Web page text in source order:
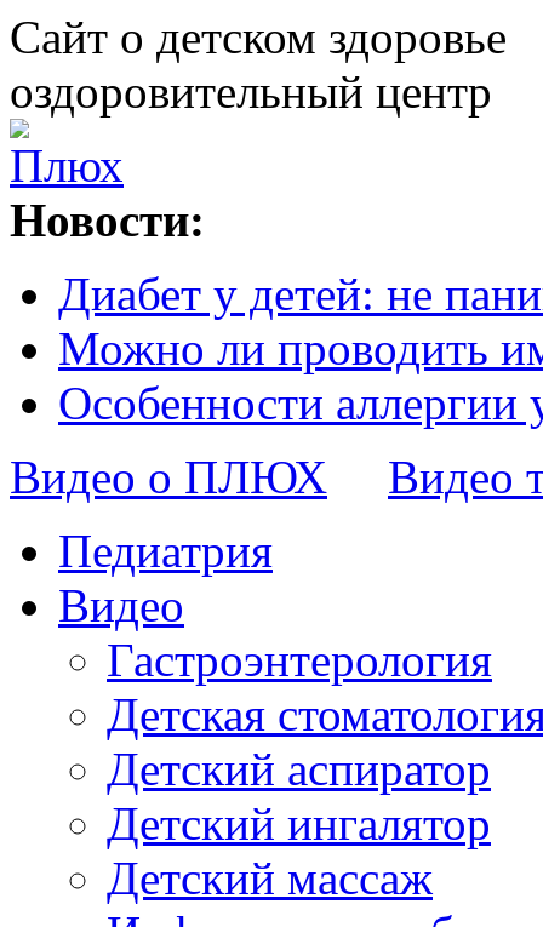
Сайт о детском здоровье
оздоровительный центр
Новости:
Диабет у детей: не
Можно ли проводить
Особенности аллергии
Видео о ПЛЮХ
Видео
Педиатрия
Видео
Гастроэнтерология
Детская
Детский аспиратор
Детский ингалятор
Детский массаж